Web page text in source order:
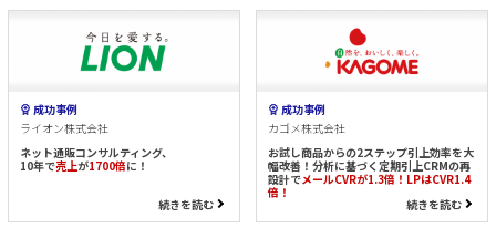
成功事例
ライオン株式会社
ネット通販コンサルティング、
10年で売上が1700倍に！
続きを読む
成功事例
カゴメ株式会社
お試し商品からの2ステップ引上効率を大
幅改善！分析に基づく定期引上CRMの再
設計でメールCVRが1.3倍！LPはCVR1.4
倍！
続きを読む